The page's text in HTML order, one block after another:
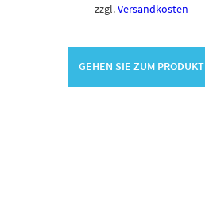
zzgl.Versandkosten
GEHEN SIE ZUM PRODUKT